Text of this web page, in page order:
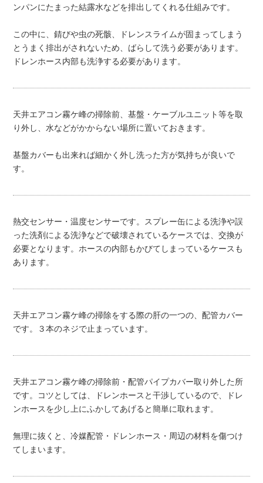
ンパンにたまった結露水などを排出してくれる仕組みです。
この中に、錆びや虫の死骸、ドレンスライムが固まってしまう
とうまく排出がされないため、ばらして洗う必要があります。
ドレンホース内部も洗浄する必要があります。
天井エアコン霧ケ峰の掃除前、基盤・ケーブルユニット等を取
り外し、水などがかからない場所に置いておきます。
基盤カバーも出来れば細かく外し洗った方が気持ちが良いで
す。
熱交センサー・温度センサーです。スプレー缶による洗浄や誤
った洗剤による洗浄などで破壊されているケースでは、交換が
必要となります。ホースの内部もかびてしまっているケースも
あります。
天井エアコン霧ケ峰の掃除をする際の肝の一つの、配管カバー
です。３本のネジで止まっています。
天井エアコン霧ケ峰の掃除前・配管パイプカバー取り外した所
です。コツとしては、ドレンホースと干渉しているので、ドレ
ンホースを少し上にふかしてあげると簡単に取れます。
無理に抜くと、冷媒配管・ドレンホース・周辺の材料を傷つけ
てしまいます。